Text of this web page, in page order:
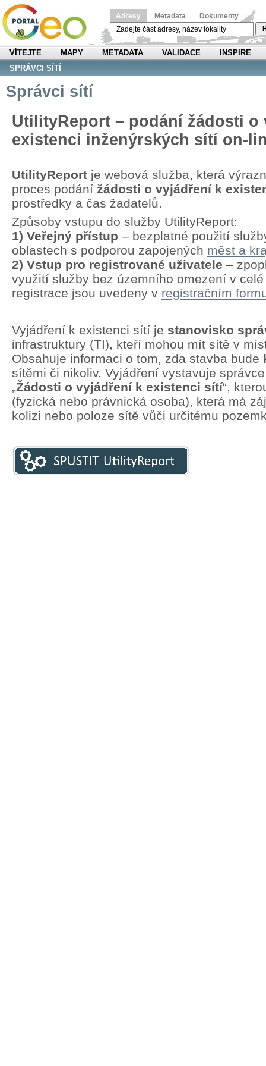
Adresy Metadata Dokumenty
VÍTEJTE MAPY METADATA VALIDACE
INSPIRE
SPRÁVCI SÍTÍ
Správci sítí
UtilityReport – podání žádosti o
existenci inženýrských sítí on-
UtilityReport je webová služba, která
proces podání žádosti o vyjádření k
prostředky a čas žadatelů.
Způsoby vstupu do služby UtilityReport:
1) Veřejný přístup – bezplatné použití
oblastech s podporou zapojených měst a
2) Vstup pro registrované uživatele –
využití služby bez územního omezení v
registrace jsou uvedeny v registračním
Vyjádření k existenci sítí je stanovisko
infrastruktury (TI), kteří mohou mít sítě v
Obsahuje informaci o tom, zda stavba bude
sítěmi či nikoliv. Vyjádření vystavuje
„Žádosti o vyjádření k existenci sítí“,
(fyzická nebo právnická osoba), která má
kolizi nebo poloze sítě vůči určitému